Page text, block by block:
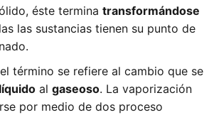
éste termina transformándose
las sustancias tienen su punto de
término se refiere al cambio que se
líquido al gaseoso. La vaporización
por medio de dos proceso